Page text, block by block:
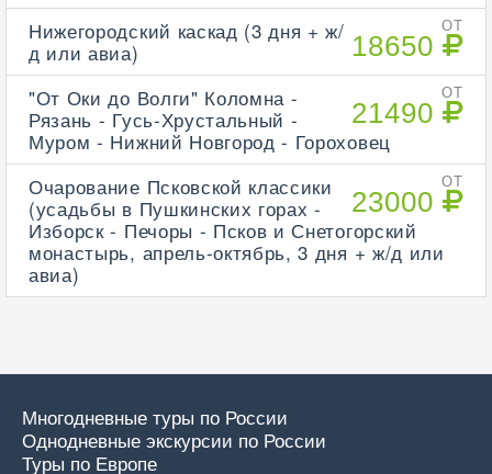
ОТ
18650
Нижегородский каскад (3 дня + ж/
д или авиа)
ОТ
21490
"От Оки до Волги" Коломна -
Рязань - Гусь-Хрустальный -
Муром - Нижний Новгород - Гороховец
ОТ
23000
Очарование Псковской классики
(усадьбы в Пушкинских горах -
Изборск - Печоры - Псков и Снетогорский
монастырь, апрель-октябрь, 3 дня + ж/д или
авиа)
Многодневные туры по России
Однодневные экскурсии по России
Туры по Европе